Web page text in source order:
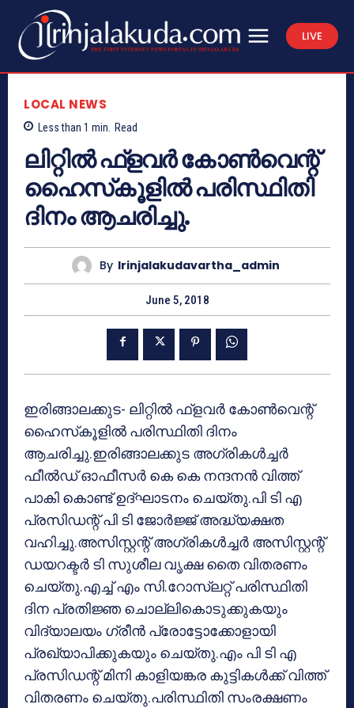
LIVE
LOCAL NEWS
Less than 1 min. Read
ലിറ്റില്‍ ഫ്‌ളവര്‍ കോണ്‍വെന്റ്
ഹൈസ്‌കൂളില്‍ പരിസ്ഥിതി
ദിനം ആചരിച്ചു.
By Irinjalakudavartha_admin
June 5, 2018
ഇരിങ്ങാലക്കുട- ലിറ്റില്‍ ഫ്‌ളവര്‍ കോണ്‍വെന്റ്
ഹൈസ്‌കൂളില്‍ പരിസ്ഥിതി ദിനം
ആചരിച്ചു.ഇരിങ്ങാലക്കുട അഗ്രികള്‍ച്ചര്‍
ഫീല്‍ഡ് ഓഫീസര്‍ കെ കെ നന്ദനന്‍ വിത്ത്
പാകി കൊണ്ട് ഉദ്ഘാടനം ചെയ്തു.പി ടി എ
പ്രസിഡന്റ് പി ടി ജോര്‍ജ്ജ് അദ്ധ്യക്ഷത
വഹിച്ചു.അസിസ്റ്റന്റ് അഗ്രികള്‍ച്ചര്‍ അസിസ്റ്റന്റ്
ഡയറക്ടര്‍ ടി സുശീല വൃക്ഷ തൈ വിതരണം
ചെയ്തു.എച്ച് എം സി.റോസ്‌ലറ്റ് പരിസ്ഥിതി
ദിന പ്രതിജ്ഞ ചൊല്ലികൊടുക്കുകയും
വിദ്യാലയം ഗ്രീന്‍ പ്രോട്ടോക്കോളായി
പ്രഖ്യാപിക്കുകയും ചെയ്തു.എം പി ടി എ
പ്രസിഡന്റ് മിനി കാളിയങ്കര കുട്ടികള്‍ക്ക് വിത്ത്
വിതരണം ചെയ്തു.പരിസ്ഥിതി സംരക്ഷണം